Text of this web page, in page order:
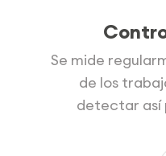
Se mide
de los
detectar así